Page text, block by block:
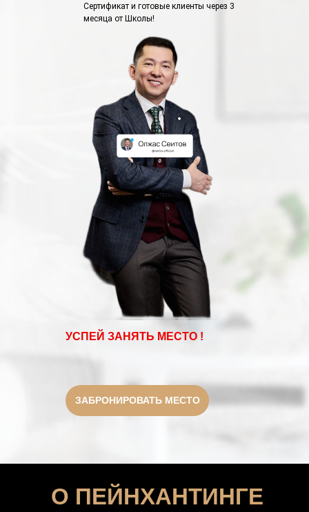
Сертификат и готовые клиенты через 3
месяца от Школы!
ЗАБРОНИРОВАТЬ МЕСТО
УСПЕЙ ЗАНЯТЬ МЕСТО !
О ПЕЙНХАНТИНГЕ